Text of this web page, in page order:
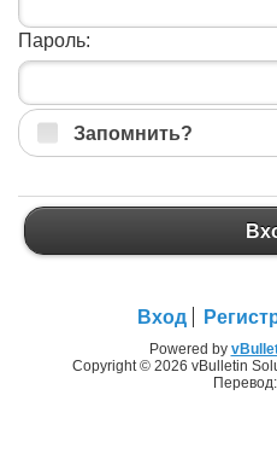
Пароль:
Запомнить?
Вход
Powered by
Copyright © 2026 vBulletin
Перевод: